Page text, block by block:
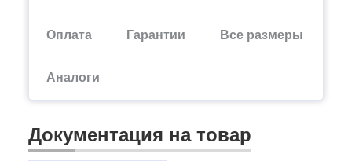
Оплата Гарантии Все размеры
Аналоги
Документация на товар